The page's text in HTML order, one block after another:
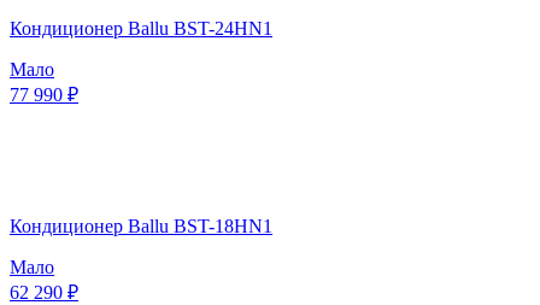
Кондиционер Ballu BST-24HN1
Мало
77 990 ₽
Кондиционер Ballu BST-18HN1
Мало
62 290 ₽